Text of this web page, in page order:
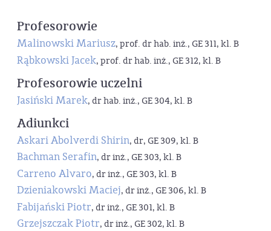
Profesorowie
Malinowski Mariusz, prof. dr hab. inż., GE 311, kl. B
Rąbkowski Jacek, prof. dr hab. inż., GE 312, kl. B
Profesorowie uczelni
Jasiński Marek, dr hab. inż., GE 304, kl. B
Adiunkci
Askari Abolverdi Shirin, dr, GE 309, kl. B
Bachman Serafin, dr inż., GE 303, kl. B
Carreno Alvaro, dr inż., GE 303, kl. B
Dzieniakowski Maciej, dr inż., GE 306, kl. B
Fabijański Piotr, dr inż., GE 301, kl. B
Grzejszczak Piotr, dr inż., GE 302, kl. B